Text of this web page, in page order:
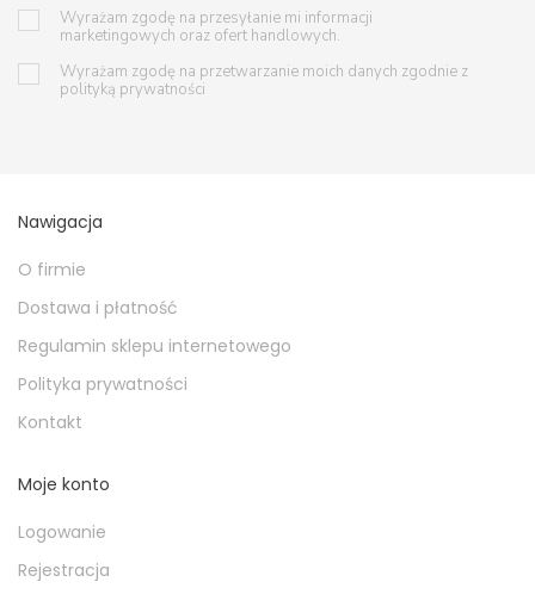
Wyrażam zgodę na przesyłanie mi informacji
marketingowych oraz ofert handlowych.
Wyrażam zgodę na przetwarzanie moich danych zgodnie z
polityką prywatności
Nawigacja
O firmie
Dostawa i płatność
Regulamin sklepu internetowego
Polityka prywatności
Kontakt
Moje konto
Logowanie
Rejestracja